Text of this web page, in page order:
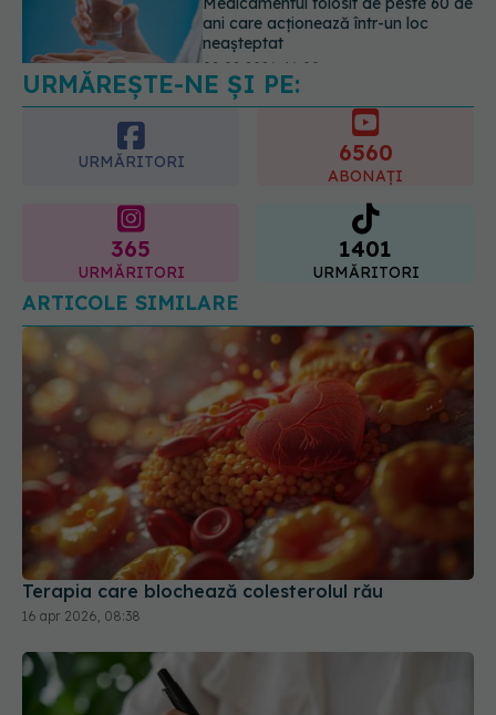
Transpirații nocturne: semnul ignorat
care poate ascunde probleme
serioase de sănătate
08.08.2026, 20:00
URMĂREȘTE-NE ȘI PE:
URMĂRITORI
ABONAȚI
URMĂRITORI
1401
URMĂRITORI
ARTICOLE SIMILARE
Terapia care blochează colesterolul rău
16 apr 2026, 08:38